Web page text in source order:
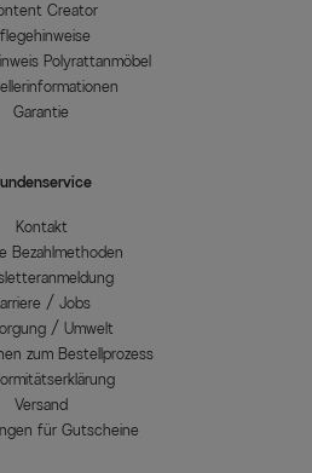
Creator
Polyrattanmöbel
Garantie
Kontakt
Bezahlmethoden
/ Jobs
/ Umwelt
zum Bestellprozess
Versand
für Gutscheine